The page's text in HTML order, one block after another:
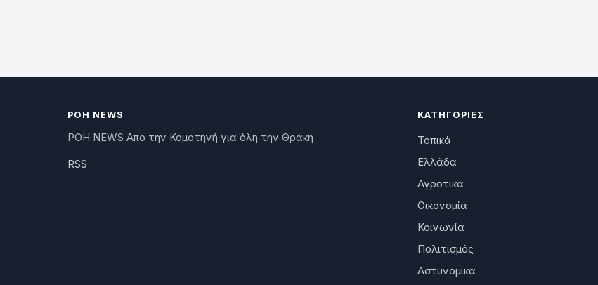
ΡΟΗ NEWS
ΡΟΗ NEWS Απο την Κομοτηνή για όλη την Θράκη
RSS
ΚΑΤΗΓΟΡΊΕΣ
Τοπικά
Ελλάδα
Αγροτικά
Οικονομία
Κοινωνία
Πολιτισμός
Αστυνομικά